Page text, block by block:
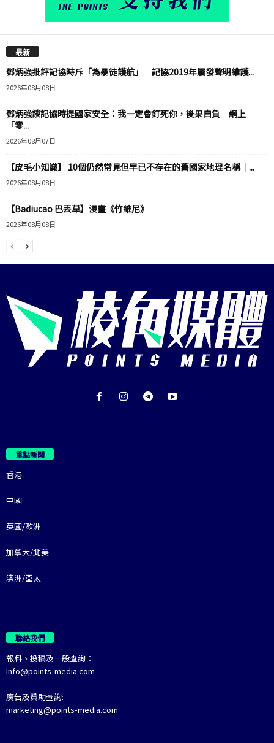
最新
鄧炳強批評記協時斥「為暴徒護航」 記協2019年屢發聲明維護...
2026年08月08日
鄧炳強談記協時提國家安全：我一定會釘死你，後果自負 網上
「零...
2026年08月07日
【皮毛小知識】 10個仍然常見但早已不存在的舊國家地理名稱｜...
2026年08月08日
【Badiucao 巴丟草】漫畫《竹維尼》
2026年08月08日
重點新聞
香港
中國
英國/歐洲
加拿大/北美
澳洲/亞太
聯絡我們
報料、投稿及一般查詢：
Info@points-media.com
廣告及贊助查詢:
marketing@points-media.com